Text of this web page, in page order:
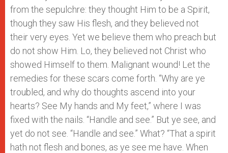
from the sepulchre: they thought Him to be a Spirit,
though they saw His flesh, and they believed not
their very eyes. Yet we believe them who preach but
do not show Him. Lo, they believed not Christ who
showed Himself to them. Malignant wound! Let the
remedies for these scars come forth. “Why are ye
troubled, and why do thoughts ascend into your
hearts? See My hands and My feet,” where I was
fixed with the nails. “Handle and see.” But ye see, and
yet do not see. “Handle and see.” What? “That a spirit
hath not flesh and bones, as ye see me have. When